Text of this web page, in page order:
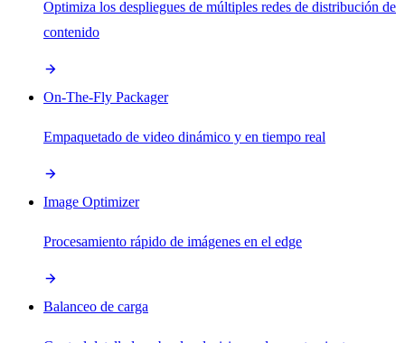
Optimiza los despliegues de múltiples redes de distribución de
contenido
On-The-Fly Packager
Empaquetado de video dinámico y en tiempo real
Image Optimizer
Procesamiento rápido de imágenes en el edge
Balanceo de carga